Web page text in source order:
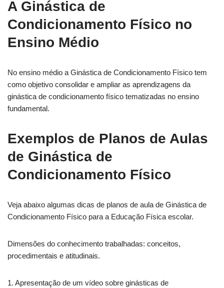
A Ginástica de
Condicionamento Físico no
Ensino Médio
No ensino médio a Ginástica de Condicionamento Físico tem
como objetivo consolidar e ampliar as aprendizagens da
ginástica de condicionamento físico tematizadas no ensino
fundamental.
Exemplos de Planos de Aulas
de Ginástica de
Condicionamento Físico
Veja abaixo algumas dicas de planos de aula de Ginástica de
Condicionamento Físico para a Educação Física escolar.
Dimensões do conhecimento trabalhadas: conceitos,
procedimentais e atitudinais.
1. Apresentação de um vídeo sobre ginásticas de